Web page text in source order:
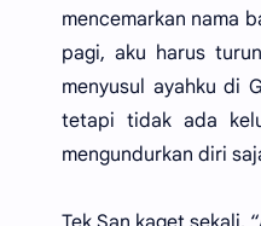
mencemarkan nama
pagi, aku harus
menyusul ayahku di
tetapi tidak ada
mengundurkan diri